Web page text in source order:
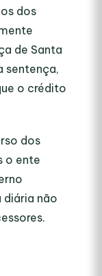
dos
de Santa
sentença,
o crédito
dos
o ente
diária não